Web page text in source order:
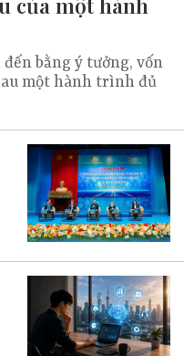
bằng ý tưởng, vốn
một hành trình đủ